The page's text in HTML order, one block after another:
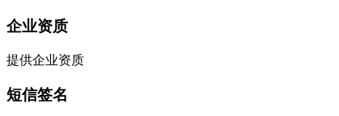
企业资质
提供企业资质
短信签名